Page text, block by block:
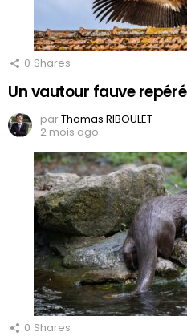
0 Shares
Un vautour fauve
parThomas RIBOULET
2 mois ago
0 Shares